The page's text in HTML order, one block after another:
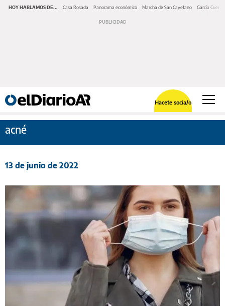
HOY HABLAMOS DE... Casa Rosada Panorama económico Marcha de San Cayetano García Cuerva
Hacete socia/o
acné
13 de junio de 2022